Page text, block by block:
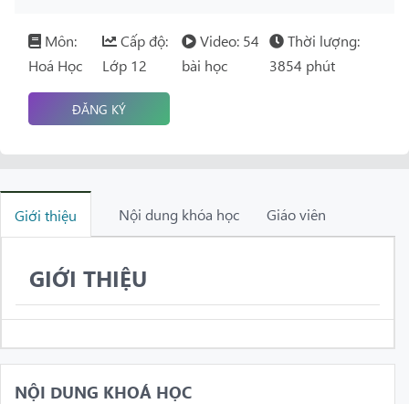
Môn:
Hoá Học
Cấp độ:
Lớp 12
Video: 54
bài học
Thời lượng:
3854 phút
ĐĂNG KÝ
Giới thiệu Nội dung khóa học Giáo viên
GIỚI THIỆU
NỘI DUNG KHOÁ HỌC